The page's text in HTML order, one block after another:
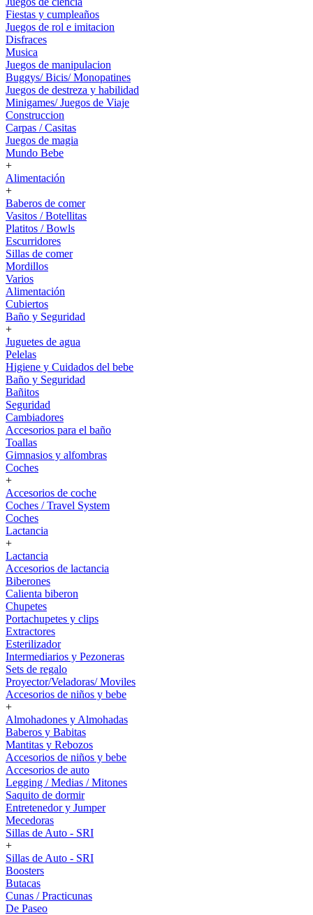
Fiestas y cumpleaños
Juegos de rol e imitacion
Disfraces
Musica
Juegos de manipulacion
Buggys/ Bicis/ Monopatines
Juegos de destreza y habilidad
Minigames/ Juegos de Viaje
Construccion
Carpas / Casitas
Juegos de magia
Mundo Bebe
+
Alimentación
+
Baberos de comer
Vasitos / Botellitas
Platitos / Bowls
Escurridores
Sillas de comer
Mordillos
Varios
Alimentación
Cubiertos
Baño y Seguridad
+
Juguetes de agua
Pelelas
Higiene y Cuidados del bebe
Baño y Seguridad
Bañitos
Seguridad
Cambiadores
Accesorios para el baño
Toallas
Gimnasios y alfombras
Coches
+
Accesorios de coche
Coches / Travel System
Coches
Lactancia
+
Lactancia
Accesorios de lactancia
Biberones
Calienta biberon
Chupetes
Portachupetes y clips
Extractores
Esterilizador
Intermediarios y Pezoneras
Sets de regalo
Proyector/Veladoras/ Moviles
Accesorios de niños y bebe
+
Almohadones y Almohadas
Baberos y Babitas
Mantitas y Rebozos
Accesorios de niños y bebe
Accesorios de auto
Legging / Medias / Mitones
Saquito de dormir
Entretenedor y Jumper
Mecedoras
Sillas de Auto - SRI
+
Sillas de Auto - SRI
Boosters
Butacas
Cunas / Practicunas
De Paseo